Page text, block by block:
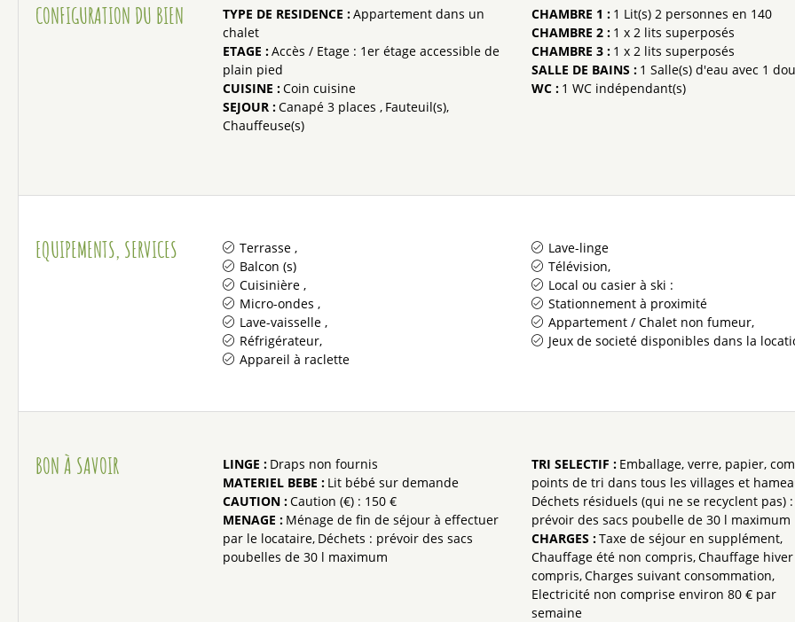
CONFIGURATION DU BIEN TYPE DE RESIDENCE :Appartement dans un
chalet
ETAGE :Accès / Etage : 1er étage accessible de
plain pied
CUISINE :Coin cuisine
SEJOUR :Canapé 3 places
Fauteuil(s)
Chauffeuse(s)
CHAMBRE 1 : 1 Lit(s) 2 personnes en 140
CHAMBRE 2 : 1 x 2 lits superposés
CHAMBRE 3 : 1 x 2 lits superposés
SALLE DE BAINS : 1 Salle(s) d'eau avec 1
WC : 1 WC indépendant(s)
EQUIPEMENTS, SERVICES
Terrasse
Balcon (s)
Cuisinière
Micro-ondes
Lave-vaisselle
Réfrigérateur
Appareil à raclette
Lave-linge
Télévision
Local ou casier à ski :
Stationnement à proximité
Appartement / Chalet non fumeur
Jeux de societé disponibles dans la
BON À SAVOIR LINGE : Draps non fournis
MATERIEL BEBE : Lit bébé sur demande
CAUTION :Caution (€) : 150 €
MENAGE : Ménage de fin de séjour à effectuer
par le locataire Déchets : prévoir des sacs
poubelles de 30 l maximum
TRI SELECTIF : Emballage, verre, papier,
points de tri dans tous les villages et
Déchets résiduels (qui ne se recyclent pas) :
prévoir des sacs poubelle de 30 l maximum
CHARGES :Taxe de séjour en supplément
Chauffage été non compris Chauffage
compris Charges suivant consommation
Electricité non comprise environ 80 € par
semaine